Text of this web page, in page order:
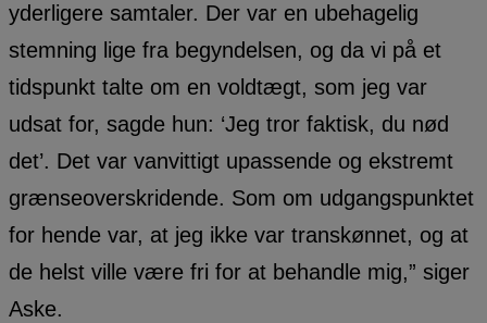
yderligere samtaler. Der var en ubehagelig
stemning lige fra begyndelsen, og da vi på et
tidspunkt talte om en voldtægt, som jeg var
udsat for, sagde hun: ‘Jeg tror faktisk, du nød
det’. Det var vanvittigt upassende og ekstremt
grænseoverskridende. Som om udgangspunktet
for hende var, at jeg ikke var transkønnet, og at
de helst ville være fri for at behandle mig,” siger
Aske.